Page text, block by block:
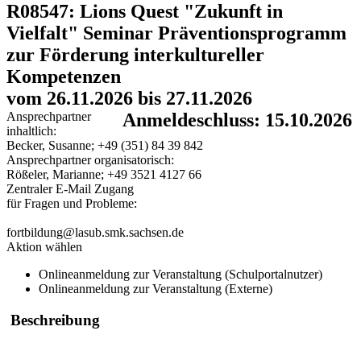
R08547: Lions Quest "Zukunft in
Vielfalt" Seminar Präventionsprogramm
zur Förderung interkultureller
Kompetenzen
vom 26.11.2026 bis 27.11.2026
Anmeldeschluss: 15.10.2026
Ansprechpartner
inhaltlich:
Becker, Susanne; +49 (351) 84 39 842
Ansprechpartner organisatorisch:
Rößeler, Marianne; +49 3521 4127 66
Zentraler E-Mail Zugang
für Fragen und Probleme:
fortbildung@lasub.smk.sachsen.de
Aktion wählen
Onlineanmeldung zur Veranstaltung (Schulportalnutzer)
Onlineanmeldung zur Veranstaltung (Externe)
Beschreibung